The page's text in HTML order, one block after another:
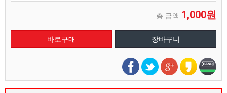
총 금액 1,000원